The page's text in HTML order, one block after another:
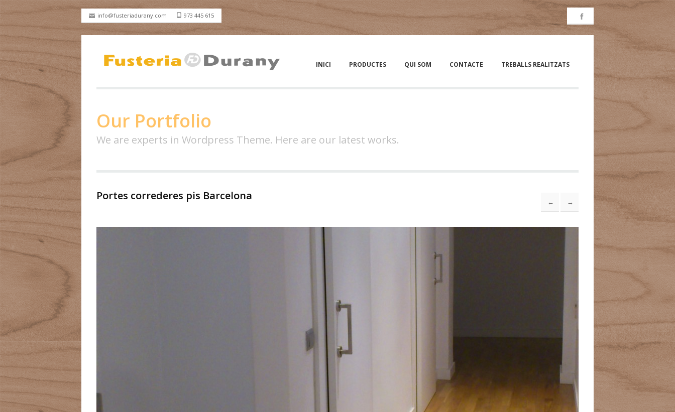
973 445 615
info@fusteriadurany.com
INICI PRODUCTES QUI SOM CONTACTE TREBALLS REALITZATS
Our Portfolio
We are experts in Wordpress Theme. Here are our latest works.
Portes correderes pis Barcelona →
←